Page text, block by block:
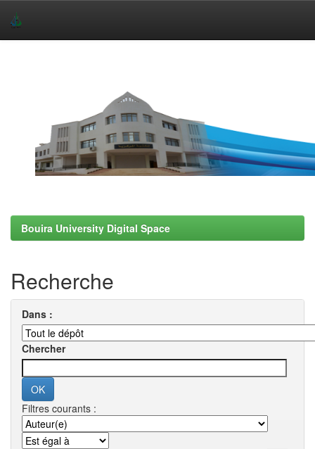
Bouira University Digital Space
Recherche
Dans :
Chercher
Filtres courants :